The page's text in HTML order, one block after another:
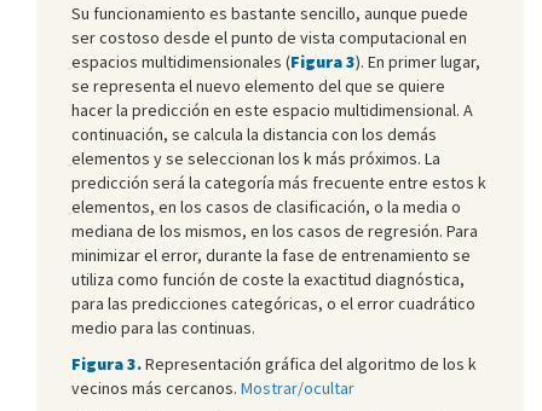
Su funcionamiento es bastante sencillo, aunque puede
ser costoso desde el punto de vista computacional en
espacios multidimensionales (Figura 3). En primer lugar,
se representa el nuevo elemento del que se quiere
hacer la predicción en este espacio multidimensional. A
continuación, se calcula la distancia con los demás
elementos y se seleccionan los k más próximos. La
predicción será la categoría más frecuente entre estos k
elementos, en los casos de clasificación, o la media o
mediana de los mismos, en los casos de regresión. Para
minimizar el error, durante la fase de entrenamiento se
utiliza como función de coste la exactitud diagnóstica,
para las predicciones categóricas, o el error cuadrático
medio para las continuas.
Figura 3.Representación gráfica del algoritmo de los k
vecinos más cercanos. Mostrar/ocultar